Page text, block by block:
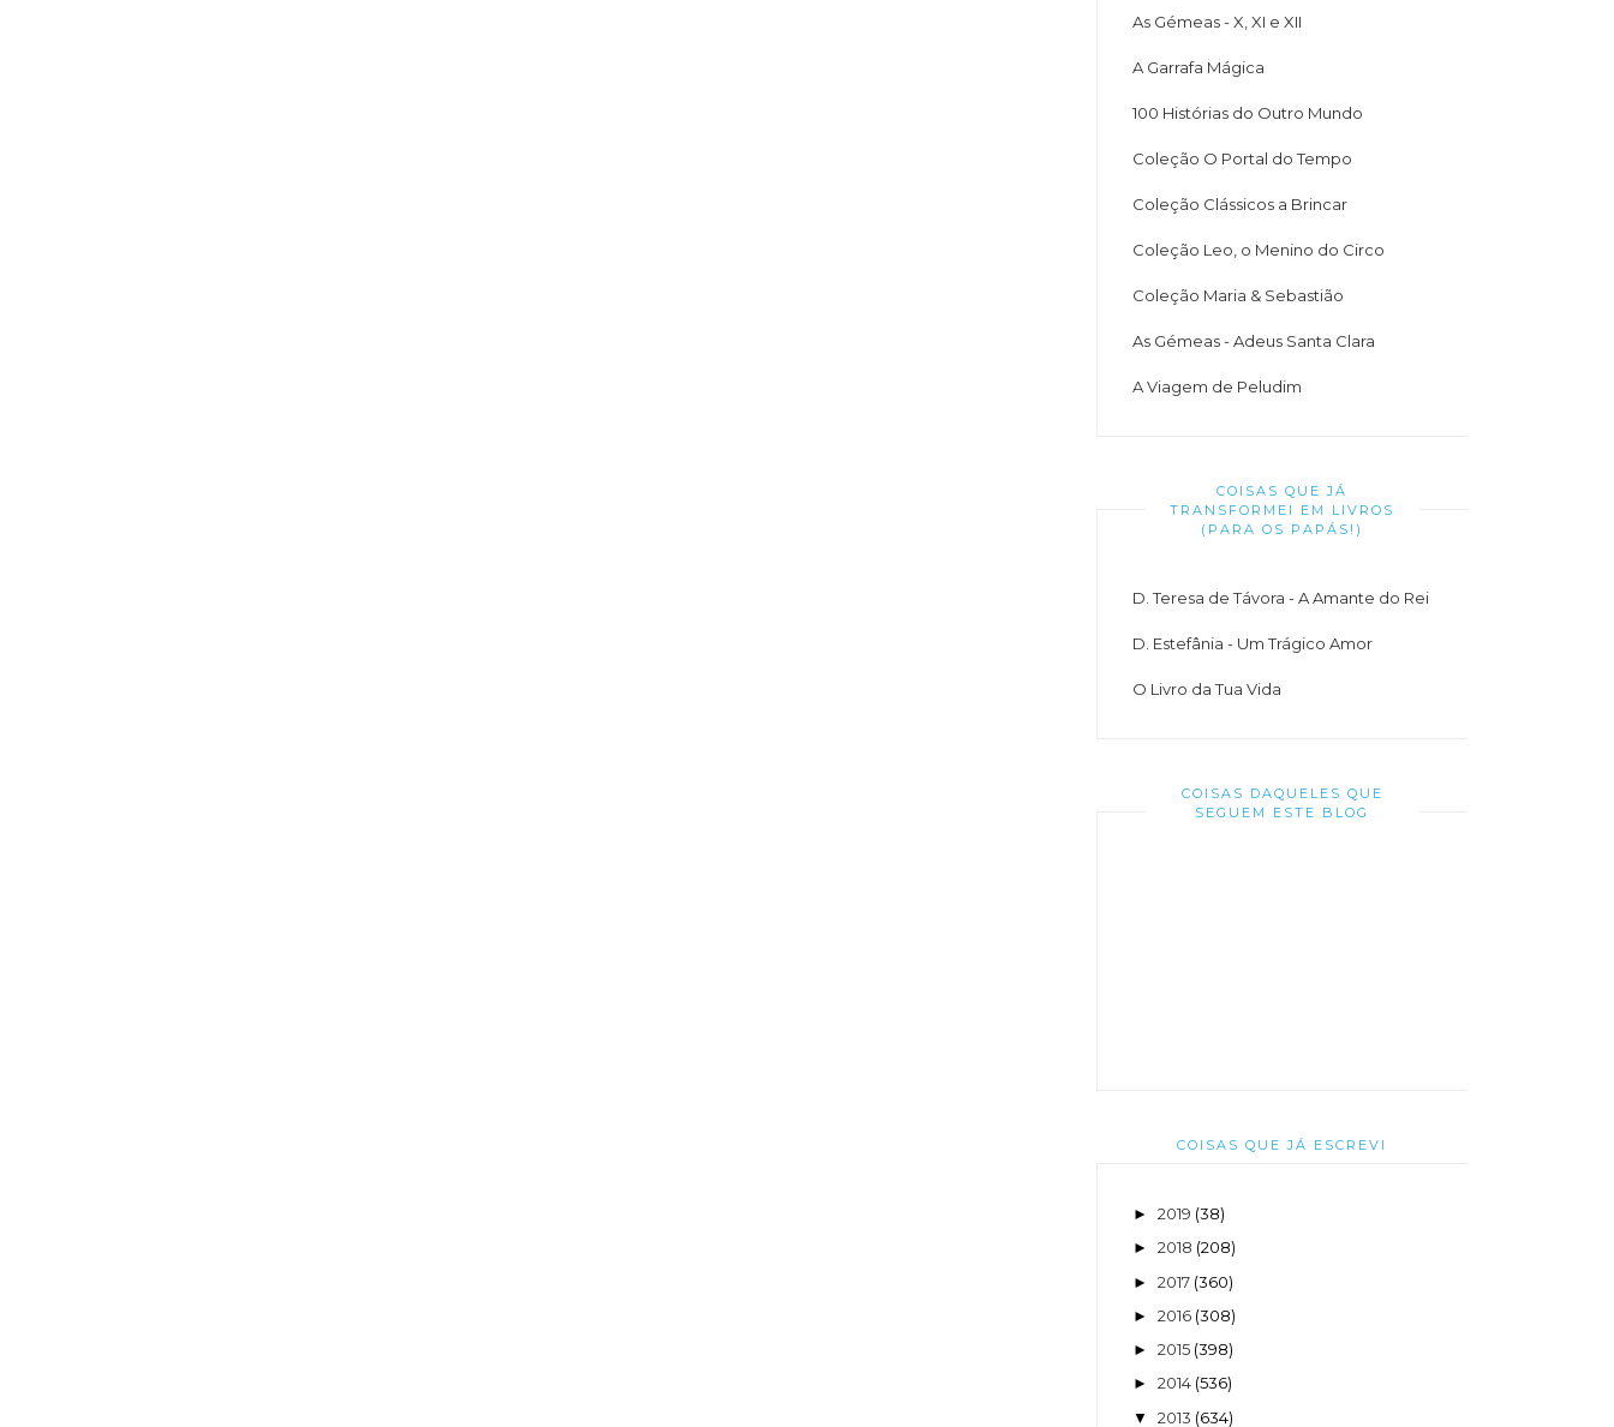
As Gémeas - X, XI e XII
A Garrafa Mágica
100 Histórias do Outro Mundo
Coleção O Portal do Tempo
Coleção Clássicos a Brincar
Coleção Leo, o Menino do Circo
Coleção Maria & Sebastião
As Gémeas - Adeus Santa Clara
A Viagem de Peludim
COISAS QUE JÁ
TRANSFORMEI EM LIVROS
(PARA OS PAPÁS!)
D. Teresa de Távora - A Amante do Rei
D. Estefânia - Um Trágico Amor
O Livro da Tua Vida
COISAS DAQUELES QUE
SEGUEM ESTE BLOG
COISAS QUE JÁ ESCREVI
► 2019 (38)
► 2018 (208)
► 2017 (360)
► 2016 (308)
► 2015 (398)
► 2014 (536)
▼ 2013 (634)